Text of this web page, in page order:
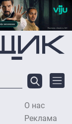
О нас
Реклама